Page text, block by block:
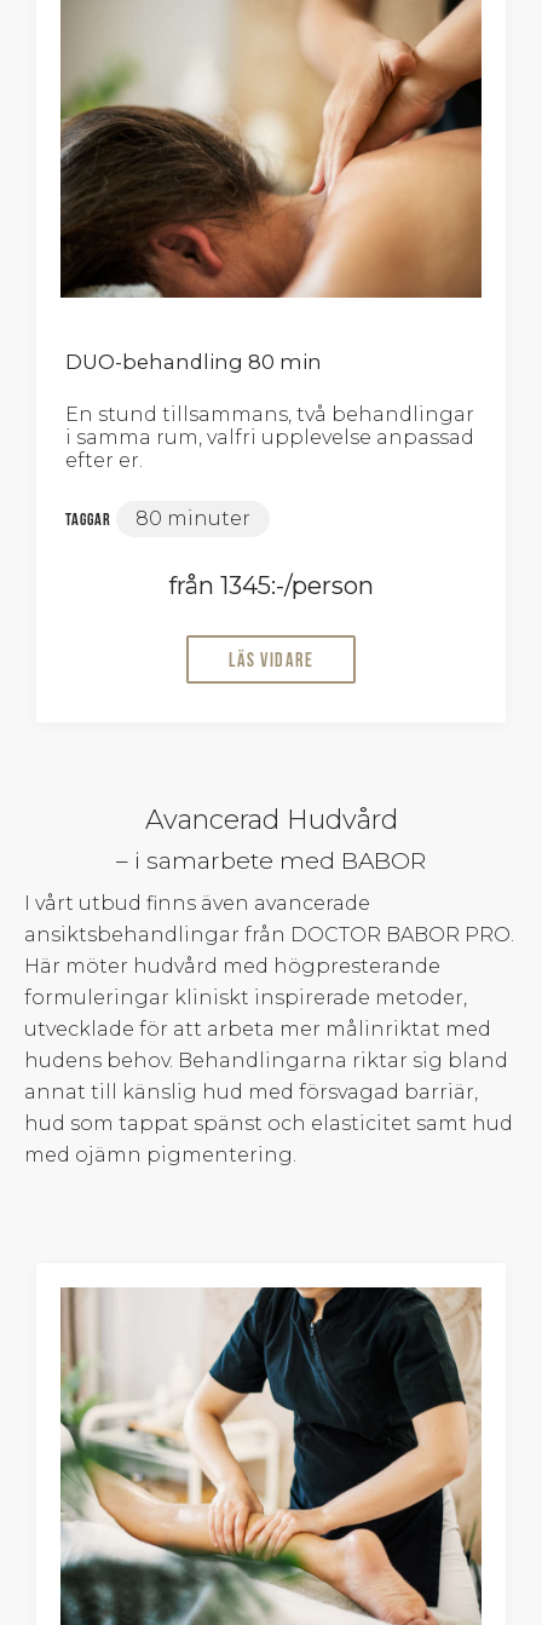
DUO-behandling 80 min
En stund tillsammans, två behandlingar
i samma rum, valfri upplevelse anpassad
efter er.
Taggar 80 minuter
från 1345:-/person
Läs vidare
Avancerad Hudvård
– i samarbete med BABOR
I vårt utbud finns även avancerade
ansiktsbehandlingar från DOCTOR BABOR PRO.
Här möter hudvård med högpresterande
formuleringar kliniskt inspirerade metoder,
utvecklade för att arbeta mer målinriktat med
hudens behov. Behandlingarna riktar sig bland
annat till känslig hud med försvagad barriär,
hud som tappat spänst och elasticitet samt hud
med ojämn pigmentering.